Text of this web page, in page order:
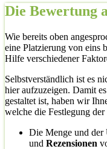
Die Bewertung
Wie bereits oben
eine Platzierung von eins
Hilfe verschiedener
Selbstverständlich ist es
hier aufzuzeigen. Damit
gestaltet ist, haben wir
welche die Festlegung
Die Menge und der
und Rezensionen